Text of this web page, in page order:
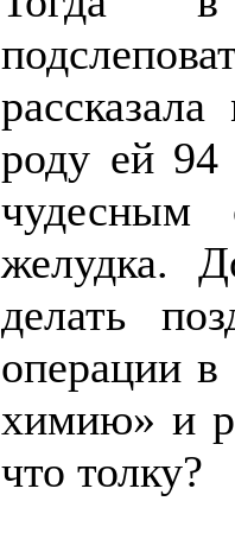
роду ей 94
чудесным
желудка.
делать
операции
химию» и
что толку?